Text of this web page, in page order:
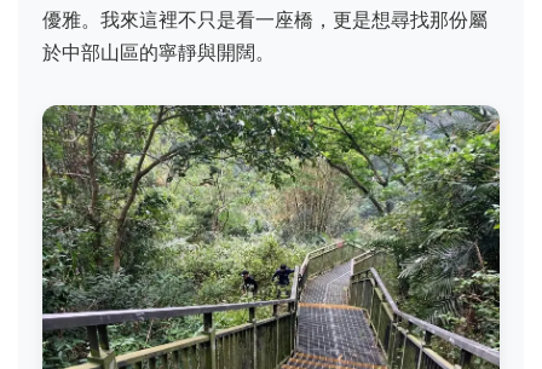
優雅。我來這裡不只是看一座橋，更是想尋找那份屬
於中部山區的寧靜與開闊。